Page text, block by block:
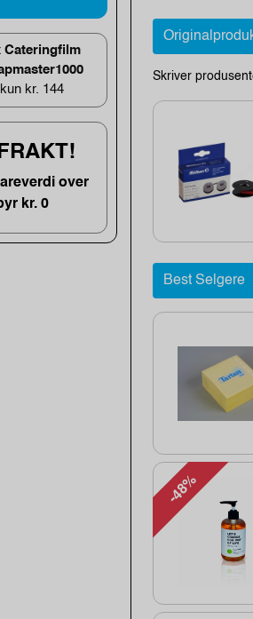
Cateringfilm
kun kr. 144
over
kr. 0
Skriver
Best Selgere
-48%